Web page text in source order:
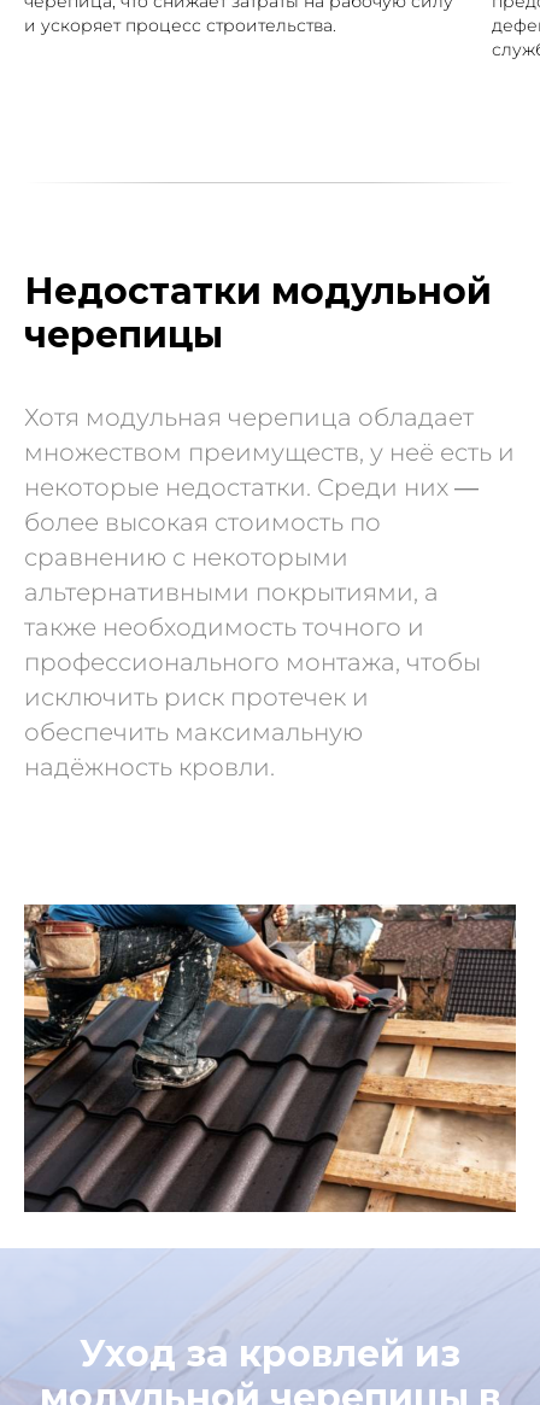
и ускоряет процесс строительства.
Недостатки модульной
черепицы
Хотя модульная черепица обладает
множеством преимуществ, у неё есть и
некоторые недостатки. Среди них —
более высокая стоимость по
сравнению с некоторыми
альтернативными покрытиями, а
также необходимость точного и
профессионального монтажа, чтобы
исключить риск протечек и
обеспечить максимальную
надёжность кровли.
Уход за кровлей из